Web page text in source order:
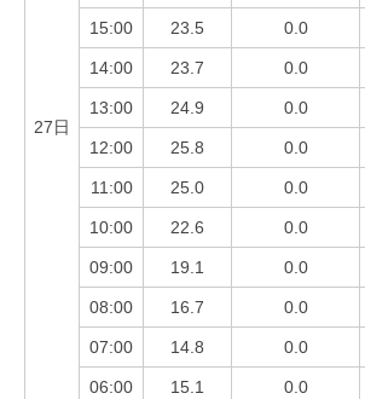
27日
15:00 23.5 0.0
14:00 23.7 0.0
13:00 24.9 0.0
12:00 25.8 0.0
11:00 25.0 0.0
10:00 22.6 0.0
09:00 19.1 0.0
08:00 16.7 0.0
07:00 14.8 0.0
06:00 15.1 0.0